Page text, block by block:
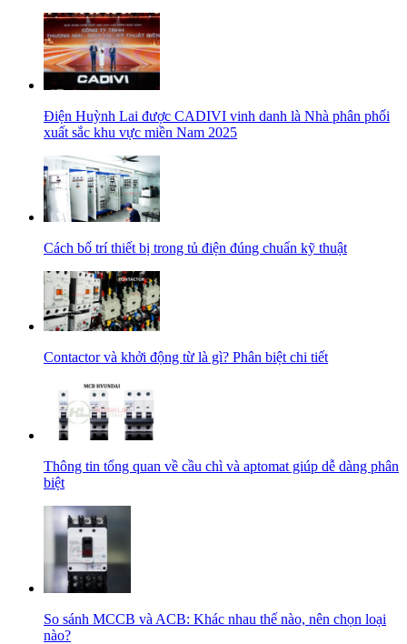
Điện Huỳnh Lai được CADIVI vinh danh là Nhà phân phối
xuất sắc khu vực miền Nam 2025
Cách bố trí thiết bị trong tủ điện đúng chuẩn kỹ thuật
Contactor và khởi động từ là gì? Phân biệt chi tiết
Thông tin tổng quan về cầu chì và aptomat giúp dễ dàng phân
biệt
So sánh MCCB và ACB: Khác nhau thế nào, nên chọn loại
nào?